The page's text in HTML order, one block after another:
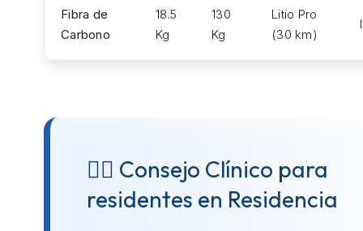
Fibra de
Carbono
18.5
Kg
130
Kg
Litio Pro
(30 km)
👨‍⚕️ Consejo Clínico para
residentes en Residencia